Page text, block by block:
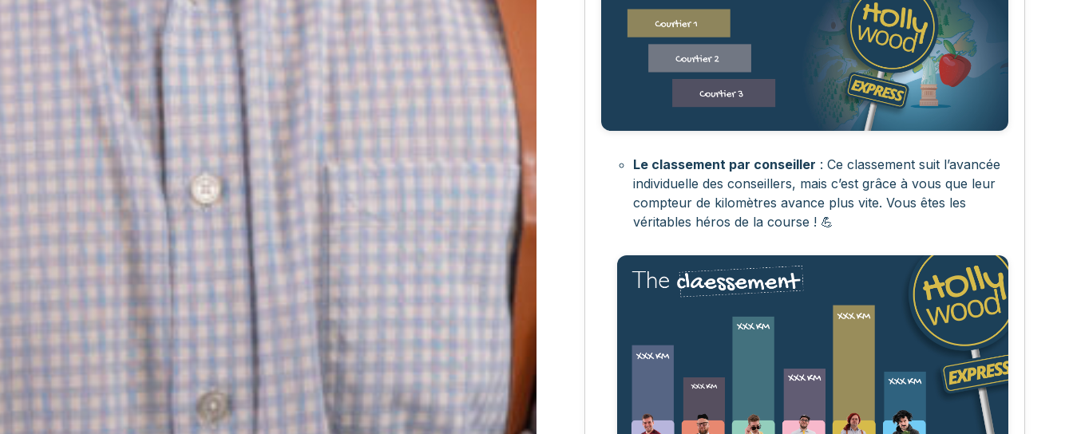
Le classement par conseiller : Ce classement suit l’avancée
individuelle des conseillers, mais c’est grâce à vous que leur
compteur de kilomètres avance plus vite. Vous êtes les
véritables héros de la course ! 💪